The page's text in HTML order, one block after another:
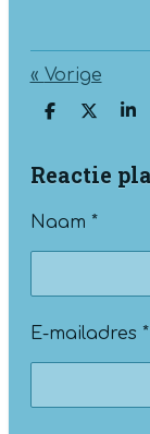
« Vorige
D
e
n
D
l
S
r
e
Reactie
Naam *
E-mailadres *